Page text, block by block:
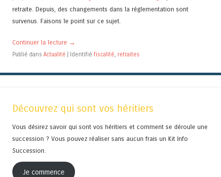
retraite. Depuis, des changements dans la réglementation sont
survenus. Faisons le point sur ce sujet.
Continuer la lecture →
Publié dans Actualité | Identifié fiscalité retraites
Découvrez qui sont vos héritiers
Vous désirez savoir qui sont vos héritiers et comment se déroule une
succession ? Vous pouvez réaliser sans aucun frais un Kit Info
Succession.
Je commence